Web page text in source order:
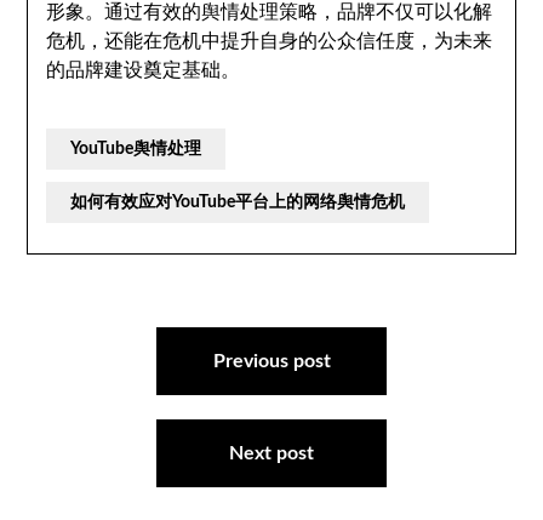
形象。通过有效的舆情处理策略，品牌不仅可以化解
危机，还能在危机中提升自身的公众信任度，为未来
的品牌建设奠定基础。
YouTube舆情处理
如何有效应对YouTube平台上的网络舆情危机
Previous post
Next post